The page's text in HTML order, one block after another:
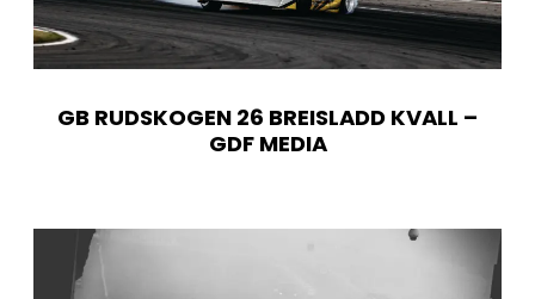
GB RUDSKOGEN 26 BREISLADD KVALL –
GDF MEDIA